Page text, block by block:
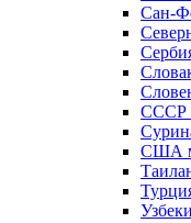
Сан-
СССР
США